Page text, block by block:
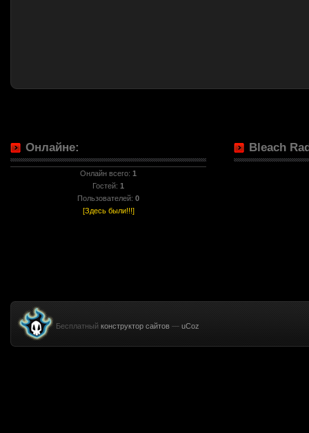
Онлайне:
Онлайн всего: 1
Гостей: 1
Пользователей: 0
[Здесь были!!!]
Bleach
Бесплатный конструктор сайтов — uCoz